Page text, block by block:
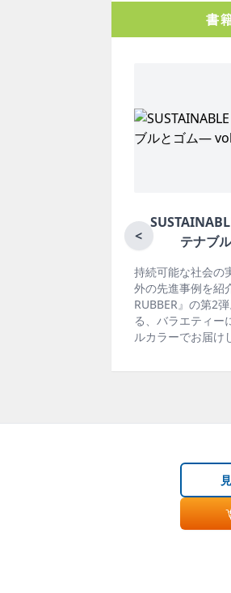
書
<
SUSTAINABLE ＆ RUBBER―サ
テナブルとゴム― vol.2
持続可能な社会の実現に向けた、ゴム
外の先進事例を紹介する『
RUBBER』の第2弾。34の企業・団体に
る、バラエティーに富んだ35の取り組
ルカラーでお届けします